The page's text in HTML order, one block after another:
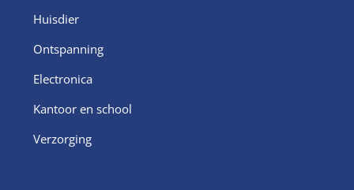
Huisdier
Ontspanning
Electronica
Kantoor en school
Verzorging